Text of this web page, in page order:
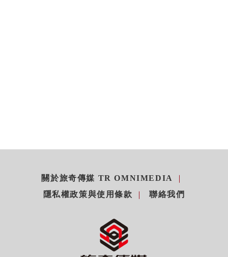
關於旅奇傳媒 TR OMNIMEDIA
隱私權政策與使用條款
聯絡我們